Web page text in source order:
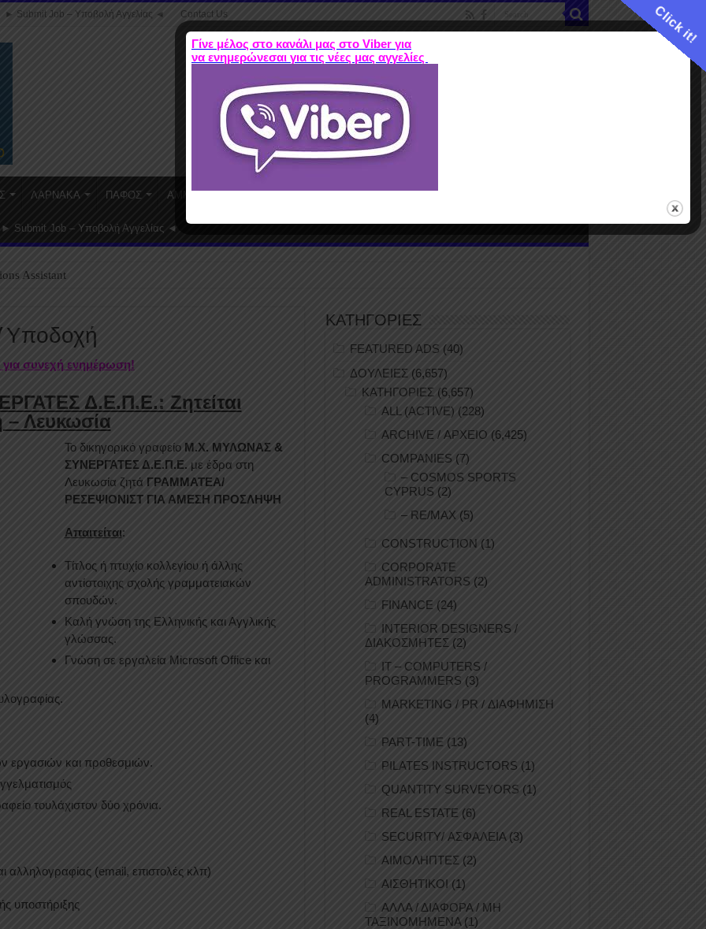
► Submit Job – Υποβολή Αγγελίας ◄ Contact Us
ΛΑΡΝΑΚΑ ΠΑΦΟΣ ΑΜΜΟΧΩΣΤΟΣ
► Submit Job – Υποβολή Αγγελίας ◄
Assistant
Υποδοχή
για συνεχή ενημέρωση!
Δ.Ε.Π.Ε.: Ζητείται
Λευκωσία
Το δικηγορικό γραφείο Μ.Χ. ΜΥΛΩΝΑΣ &
ΣΥΝΕΡΓΑΤΕΣ Δ.Ε.Π.Ε. με έδρα στη
Λευκωσία ζητά ΓΡΑΜΜΑΤEA/
ΡΕΣΕΨΙΟΝΙΣΤ ΓΙΑ ΑΜΕΣΗ ΠΡΟΣΛΗΨΗ
Απαιτείται:
Τίτλος ή πτυχίο κολλεγίου ή άλλης
αντίστοιχης σχολής γραμματειακών
σπουδών.
Καλή γνώση της Ελληνικής και Αγγλικής
γλώσσας.
Γνώση σε εργαλεία Microsoft Office και
εργασιών και προθεσμιών.
τουλάχιστον δύο χρόνια.
αλληλογραφίας (email, επιστολές κλπ)
υποστήριξης
ΚΑΤΗΓΟΡΙΕΣ
FEATURED ADS (40)
ΔΟΥΛΕΙΕΣ (6,657)
ΚΑΤΗΓΟΡΙΕΣ (6,657)
ALL (ACTIVE) (228)
ARCHIVE / ΑΡΧΕΙΟ (6,425)
COMPANIES (7)
– COSMOS SPORTS
CYPRUS (2)
– RE/MAX (5)
CONSTRUCTION (1)
CORPORATE
ADMINISTRATORS (2)
FINANCE (24)
INTERIOR DESIGNERS /
ΔΙΑΚΟΣΜΗΤΕΣ (2)
IT – COMPUTERS /
PROGRAMMERS (3)
MARKETING / PR / ΔΙΑΦΗΜΙΣΗ
(4)
PART-TIME (13)
PILATES INSTRUCTORS (1)
QUANTITY SURVEYORS (1)
REAL ESTATE (6)
SECURITY/ ΑΣΦΑΛΕΙΑ(3)
ΑΙΜΟΛΗΠΤΕΣ (2)
ΑΙΣΘΗΤΙΚΟΙ (1)
ΑΛΛΑ / ΔΙΑΦΟΡΑ / ΜΗ
ΤΑΞΙΝΟΜΗΜΕΝΑ(1)
Click it!
Γίνε μέλος στο κανάλι μας στο Viber για
να ενημερώνεσαι για τις νέες μας αγγελίες